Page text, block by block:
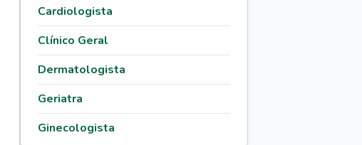
Cardiologista
Clínico Geral
Dermatologista
Geriatra
Ginecologista